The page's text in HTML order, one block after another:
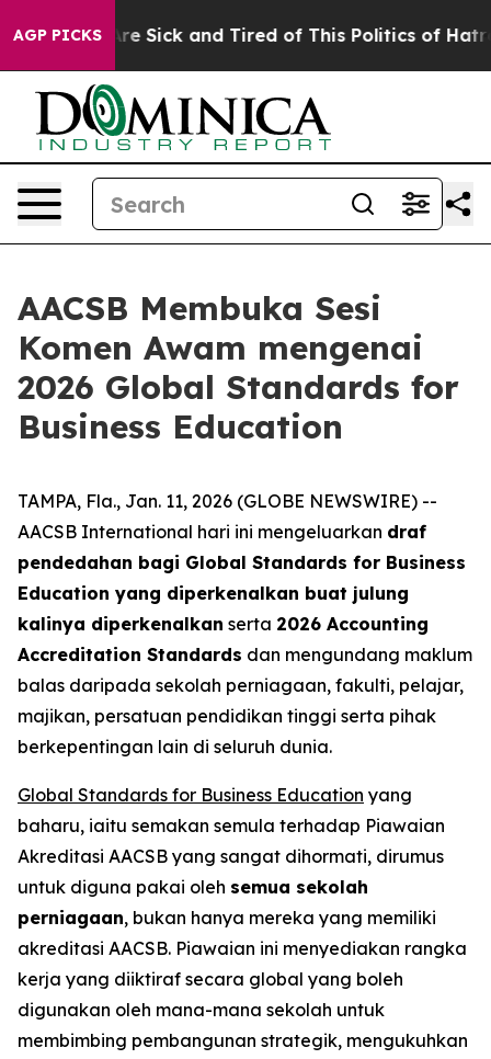
AGP PICKSAre Sick and Tired of This Politics of Hatred”
AACSB Membuka Sesi
Komen Awam mengenai
2026 Global Standards for
Business Education
TAMPA, Fla., Jan. 11, 2026 (GLOBE NEWSWIRE) --
AACSB International hari ini mengeluarkan draf
pendedahan bagi Global Standards for Business
Education yang diperkenalkan buat julung
kalinya diperkenalkan serta 2026 Accounting
Accreditation Standards dan mengundang maklum
balas daripada sekolah perniagaan, fakulti, pelajar,
majikan, persatuan pendidikan tinggi serta pihak
berkepentingan lain di seluruh dunia.
Global Standards for Business Education yang
baharu, iaitu semakan semula terhadap Piawaian
Akreditasi AACSB yang sangat dihormati, dirumus
untuk diguna pakai oleh semua sekolah
perniagaan, bukan hanya mereka yang memiliki
akreditasi AACSB. Piawaian ini menyediakan rangka
kerja yang diiktiraf secara global yang boleh
digunakan oleh mana-mana sekolah untuk
membimbing pembangunan strategik, mengukuhkan